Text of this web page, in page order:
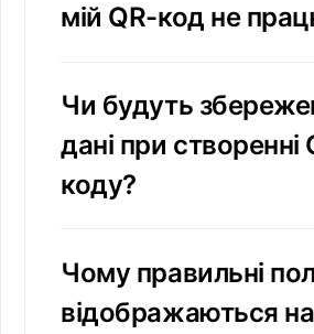
мій QR-код не
Чи будуть
дані при створенні
коду?
Чому правильні
відображаються